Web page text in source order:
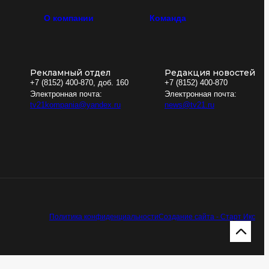
О компании
Команда
Рекламный отдел
+7 (8152) 400-870, доб. 160
Электронная почта:
tv21kompania@yandex.ru
Редакция новостей
+7 (8152) 400-870
Электронная почта:
news@tv21.ru
Политика конфиденциальностиСоздание сайта - Старт Икс